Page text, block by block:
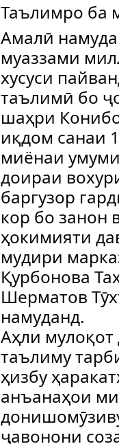
Таълимро ба
Амалӣ
муаззами
хусуси
таълимӣ бо
шаҳри
иқдом санаи
миёнаи
доираи
баргузор
кор бо занон
ҳокимияти
мудири
Қурбонова
Шерматов
намуданд.
Аҳли
таълиму
ҳизбу
анъанаҳои
ҷавонони